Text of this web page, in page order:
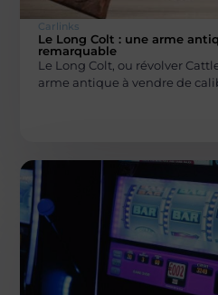
Carlinks
Le Long Colt : une arme
remarquable
Le Long Colt, ou révolver
arme antique à vendre de